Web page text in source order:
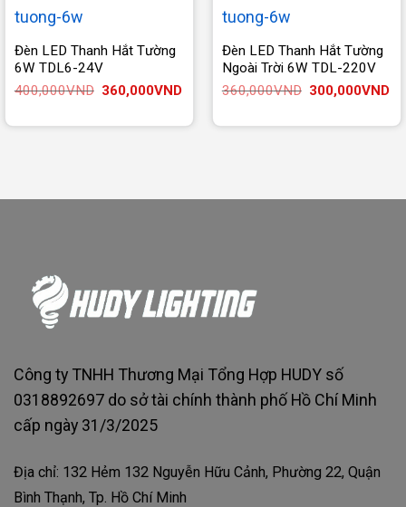
Đèn LED Thanh Hắt Tường
6W TDL6-24V
400,000VND Giá
400,000VND.
360,000VNDGiá
là:
Đèn LED Thanh Hắt Tường
Ngoài Trời 6W TDL-220V
360,000VND Giá
360,000VND.
300,000VND
là:
Công ty TNHH Thương Mại Tổng Hợp HUDY số
0318892697 do sở tài chính thành phố Hồ Chí Minh
cấp ngày 31/3/2025
Địa chỉ: 132 Hẻm 132 Nguyễn Hữu Cảnh, Phường 22, Quận
Bình Thạnh, Tp. Hồ Chí Minh